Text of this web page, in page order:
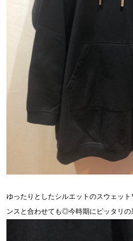
ゆったりとしたシルエットのスウェッ
ンスと合わせても◎今時期にピッタリの